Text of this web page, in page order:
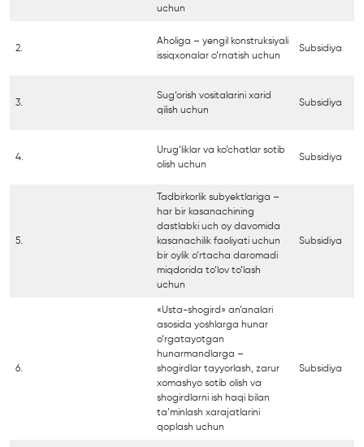
uchun
2.
Aholiga – yengil konstruksiyali
issiqxonalar o‘rnatish uchun
Subsidiya
3.
Sug‘orish vositalarini xarid
qilish uchun
Subsidiya
4.
Urug‘liklar va ko‘chatlar sotib
olish uchun
Subsidiya
5.
Tadbirkorlik subyektlariga –
har bir kasanachining
dastlabki uch oy davomida
kasanachilik faoliyati uchun
bir oylik o‘rtacha daromadi
miqdorida to‘lov to‘lash
uchun
Subsidiya
6.
«Usta-shogird» an’analari
asosida yoshlarga hunar
o‘rgatayotgan
hunarmandlarga –
shogirdlar tayyorlash, zarur
xomashyo sotib olish va
shogirdlarni ish haqi bilan
ta’minlash xarajatlarini
qoplash uchun
Subsidiya